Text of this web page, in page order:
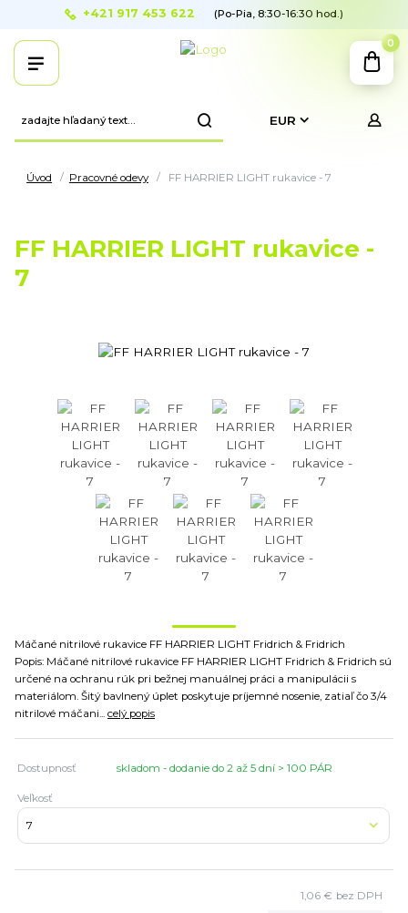
EUR
+421 917 453 622 (Po-Pia, 8:30-16:30 hod.)
0
Úvod Pracovné odevy FF HARRIER LIGHT rukavice - 7
FF HARRIER LIGHT rukavice -
7
Máčané nitrilové rukavice FF HARRIER LIGHT Fridrich & Fridrich
Popis: Máčané nitrilové rukavice FF HARRIER LIGHT Fridrich & Fridrich sú
určené na ochranu rúk pri bežnej manuálnej práci a manipulácii s
materiálom. Šitý bavlnený úplet poskytuje príjemné nosenie, zatiaľ čo 3/4
nitrilové máčani... celý popis
Dostupnosť skladom - dodanie do 2 až 5 dní > 100 PÁR
Veľkosť
1,06 € bez DPH